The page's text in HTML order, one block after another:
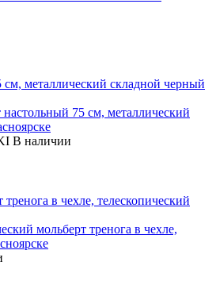
см, металлический складной черный
В наличии
в чехле, телескопический